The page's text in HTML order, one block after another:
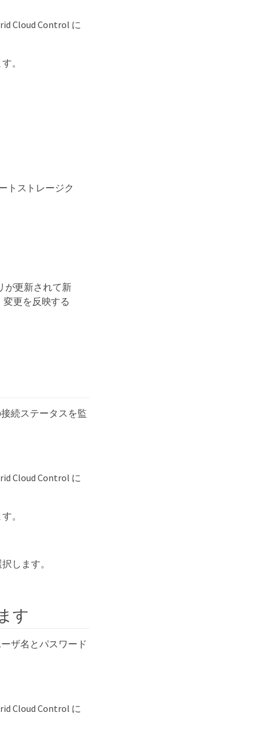
Cloud Control に
。
トストレージク
が更新されて新
変更を反映する
続ステータスを監
Cloud Control に
。
します。
す
ザ名とパスワード
Cloud Control に